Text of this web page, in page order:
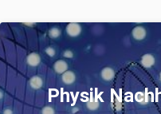
Physik